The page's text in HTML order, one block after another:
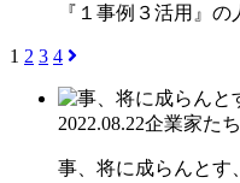
『１事例３活用』
1 2 3 4
2022.08.22企業家た
事、将に成らんとす